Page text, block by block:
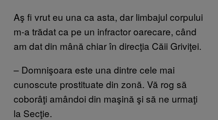
Aş fi vrut eu una ca asta, dar limbajul corpului
m-a trădat ca pe un infractor oarecare, când
am dat din mână chiar în direcţia Căii Griviţei.
– Domnişoara este una dintre cele mai
cunoscute prostituate din zonă. Vă rog să
coborâţi amândoi din maşină şi să ne urmaţi
la Secţie.